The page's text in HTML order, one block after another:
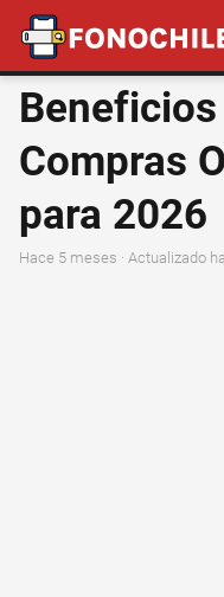
Compras
para 2026
hace 5 meses · Actualizado